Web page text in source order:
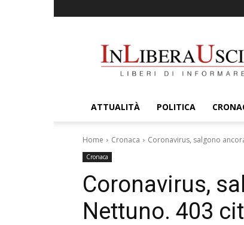
ATTUALITÀ POLITICA
Home Cronaca Coronavirus, salgono
Cronaca
Coronavirus,
Nettuno. 403